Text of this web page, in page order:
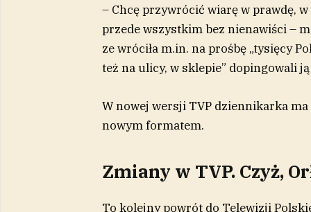
– Chcę przywrócić wiarę w prawdę,
przede wszystkim bez nienawiści –
ze wróciła m.in. na prośbę „tysięcy
też na ulicy, w sklepie” dopingowali
W nowej wersji TVP dziennikarka
nowym formatem.
Zmiany w TVP. Czyż,
To kolejny powrót do Telewizji